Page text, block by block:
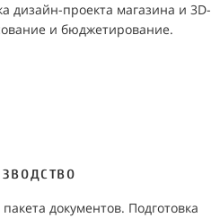
дизайн-проекта магазина и 3D-
и бюджетирование.
документов. Подготовка